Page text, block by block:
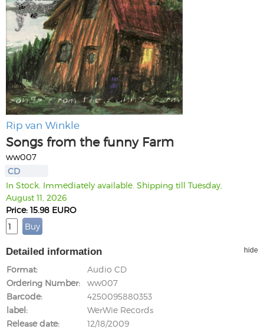
Rip van Winkle
Songs from the funny Farm
ww007
CD
In Stock. Immediately available. Shipping till Tuesday,
August 11, 2026
Price: 15.98 EURO
Detailed information hide
Format
Audio CD
Ordering Number
ww007
Barcode
4250095880353
label
WerWie Records
Release date
12/18/2009